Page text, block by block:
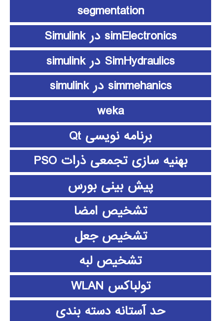
segmentation
simElectronics در Simulink
SimHydraulics در simulink
simmehanics در simulink
weka
برنامه نویسی Qt
بهنیه سازی تجمعی ذرات PSO
پیش بینی بورس
تشخیص امضا
تشخیص جعل
تشخیص لبه
تولباکس WLAN
حد آستانه دسته بندی